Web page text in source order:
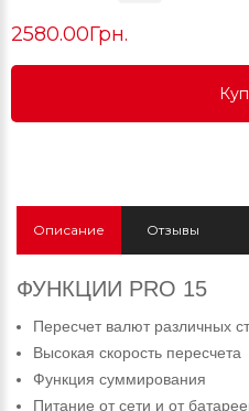
2580.00Грн.
Описание Отзывы
ФУНКЦИИ PRO 15
Пересчет валют различных
Высокая скорость пересчета
Функция суммирования
Питание от сети и от